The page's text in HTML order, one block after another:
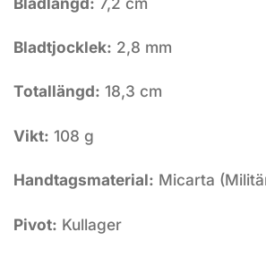
Bladtjocklek: 2,8 mm
Totallängd: 18,3 cm
Vikt: 108 g
Handtagsmaterial: Micarta
Pivot: Kullager